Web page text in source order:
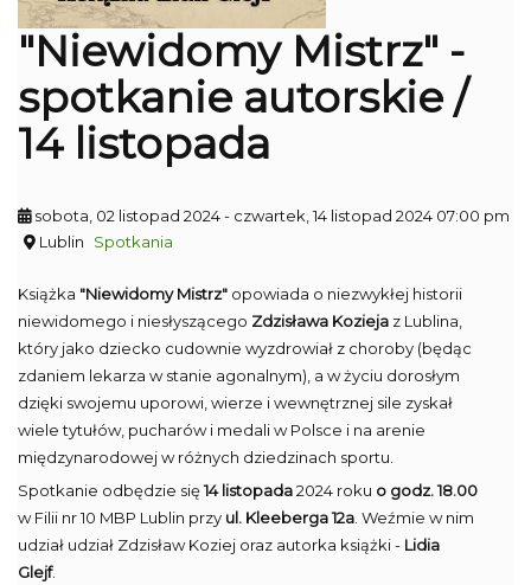
"Niewidomy Mistrz" -
spotkanie autorskie /
14 listopada
sobota, 02 listopad 2024- czwartek, 14 listopad 2024 07:00 pm
Lublin
Spotkania
Książka "Niewidomy Mistrz" opowiada o niezwykłej historii
niewidomego i niesłyszącego Zdzisława Kozieja z Lublina,
który jako dziecko cudownie wyzdrowiał z choroby (będąc
zdaniem lekarza w stanie agonalnym), a w życiu dorosłym
dzięki swojemu uporowi, wierze i wewnętrznej sile zyskał
wiele tytułów, pucharów i medali w Polsce i na arenie
międzynarodowej w różnych dziedzinach sportu.
Spotkanie odbędzie się14 listopada2024 roku o godz. 18.00
w Filii nr 10 MBP Lublin przy ul. Kleeberga 12a . Weźmie w nim
udział udział Zdzisław Koziej oraz autorka książki - Lidia
Glejf.